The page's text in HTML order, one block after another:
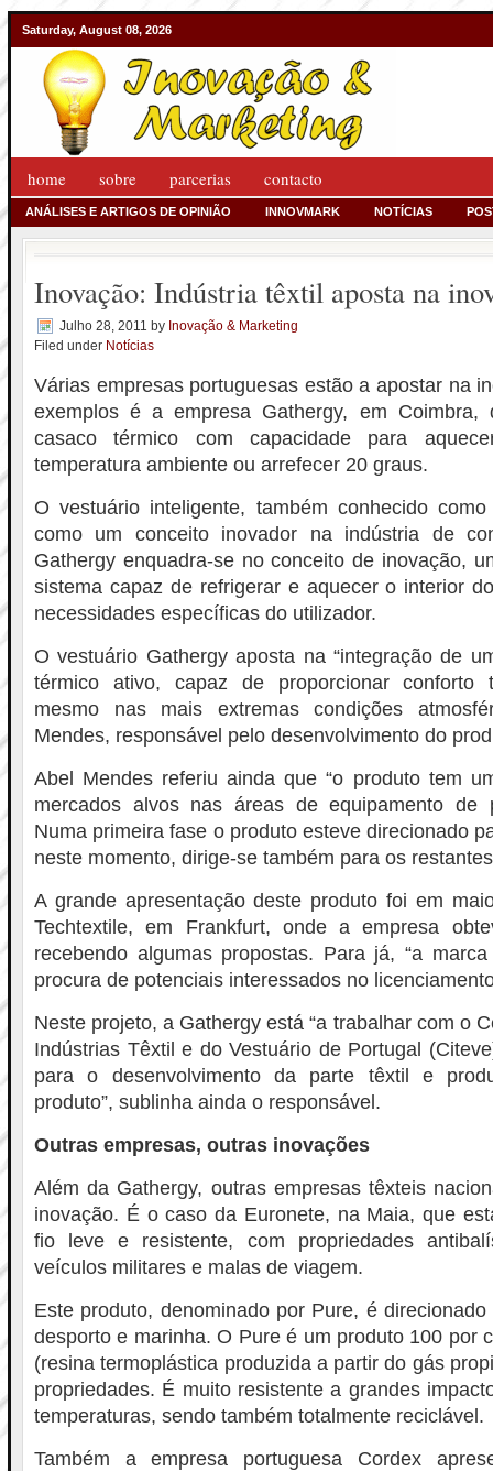
Saturday, August 08, 2026
home sobre parcerias contacto
ANÁLISES E ARTIGOS DE OPINIÃO INNOVMARK NOTÍCIAS
Inovação: Indústria têxtil aposta na
Julho 28, 2011 by Inovação & Marketing
Filed under Notícias
Várias empresas portuguesas estão a apostar na
exemplos é a empresa Gathergy, em Coimbra,
casaco térmico com capacidade para
temperatura ambiente ou arrefecer 20 graus.
O vestuário inteligente, também conhecido
como um conceito inovador na indústria de
Gathergy enquadra-se no conceito de inovação,
sistema capaz de refrigerar e aquecer o interior
necessidades específicas do utilizador.
O vestuário Gathergy aposta na “integração de
térmico ativo, capaz de proporcionar conforto
mesmo nas mais extremas condições
Mendes, responsável pelo desenvolvimento do
Abel Mendes referiu ainda que “o produto tem
mercados alvos nas áreas de equipamento de
Numa primeira fase o produto esteve direcionado
neste momento, dirige-se também para os
A grande apresentação deste produto foi em
Techtextile, em Frankfurt, onde a empresa
recebendo algumas propostas. Para já, “a
procura de potenciais interessados no
Neste projeto, a Gathergy está “a trabalhar com o
Indústrias Têxtil e do Vestuário de Portugal
para o desenvolvimento da parte têxtil e
produto”, sublinha ainda o responsável.
Outras empresas, outras inovações
Além da Gathergy, outras empresas têxteis
inovação. É o caso da Euronete, na Maia, que
fio leve e resistente, com propriedades
veículos militares e malas de viagem.
Este produto, denominado por Pure, é
desporto e marinha. O Pure é um produto 100 por
(resina termoplástica produzida a partir do gás
propriedades. É muito resistente a grandes
temperaturas, sendo também totalmente reciclável.
Também a empresa portuguesa Cordex